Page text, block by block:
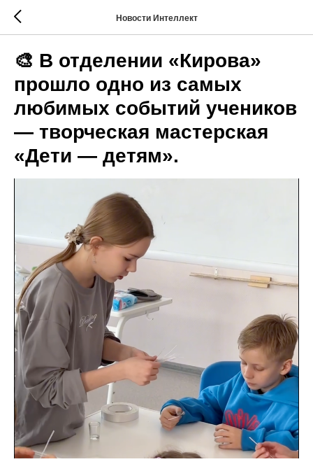
Новости Интеллект
🎨 В отделении «Кирова»
прошло одно из самых
любимых событий учеников
— творческая мастерская
«Дети — детям».